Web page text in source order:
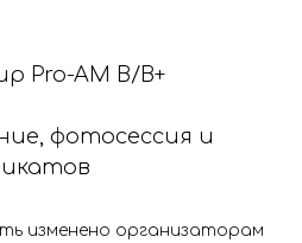
Pro-AM B/B+
фотосессия и
изменено организаторам